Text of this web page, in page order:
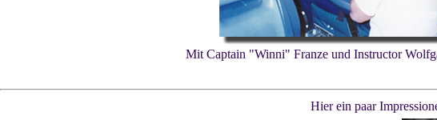
Mit Captain "Winni" Franze und Instructor
Hier ein paar